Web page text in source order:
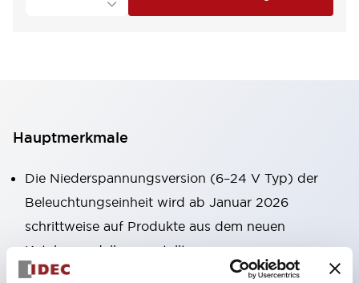
Hauptmerkmale
Die Niederspannungsversion (6–24 V Typ) der
Beleuchtungseinheit wird ab Januar 2026
schrittweise auf Produkte aus dem neuen
Katalogmodell umgestellt.
Ausgestattet mit HW-U-Kontaktblöcken, die eine